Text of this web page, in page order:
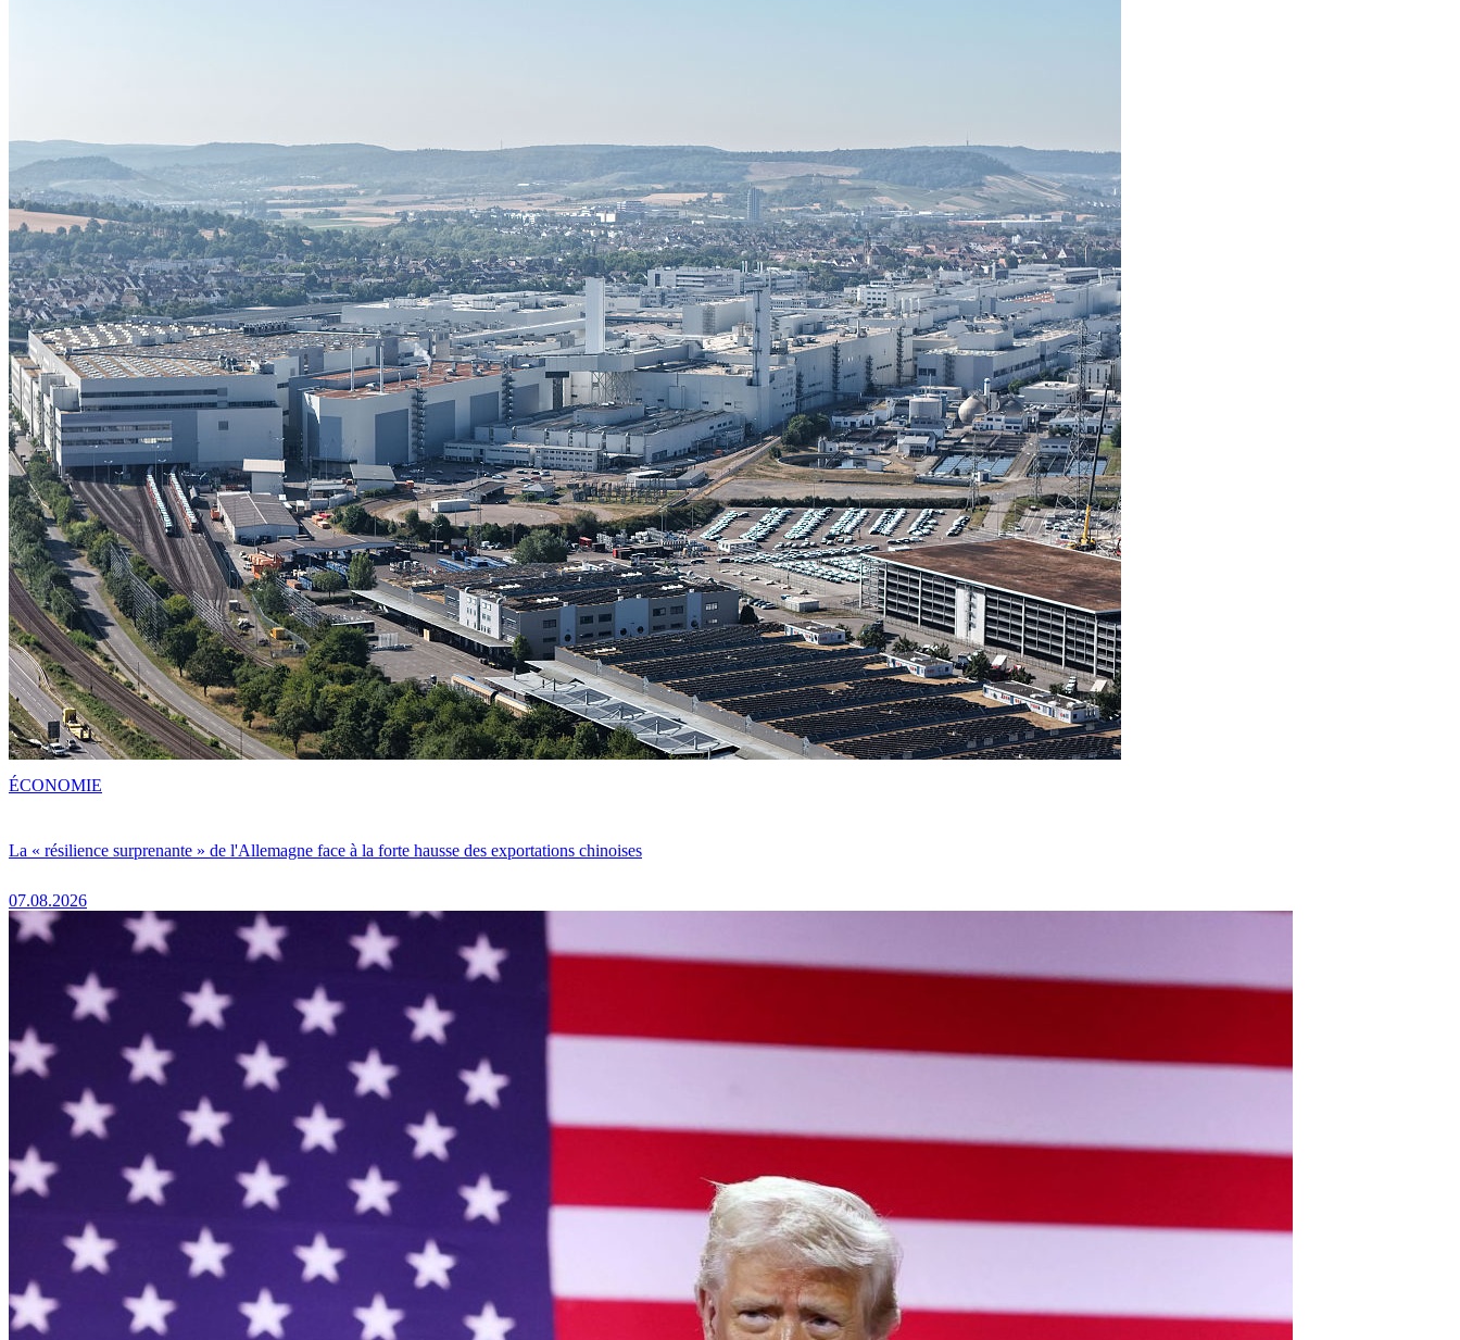
La « résilience surprenante » de l'Allemagne face à la forte hausse des exportations chinoises
07.08.2026
ÉCONOMIE